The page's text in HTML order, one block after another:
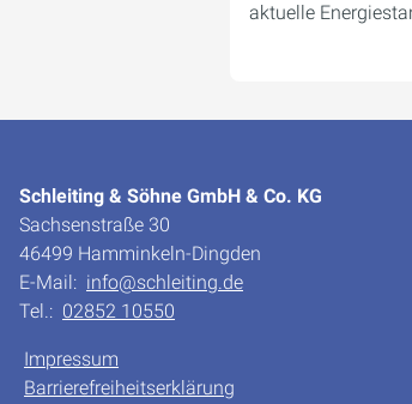
aktuelle
Schleiting & Söhne GmbH & Co. KG
Sachsenstraße 30
46499 Hamminkeln-Dingden
E-Mail: info@schleiting.de
Tel.: 02852 10550
Impressum
Barrierefreiheitserklärung